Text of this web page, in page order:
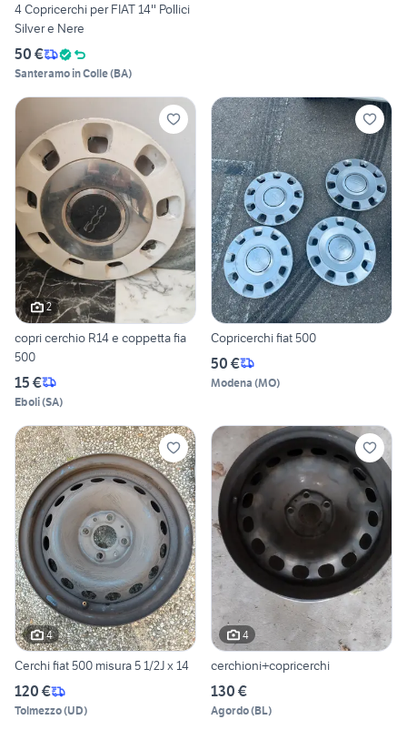
4 Copricerchi per FIAT 14'' Pollici
Silver e Nere
50 €
Santeramo in Colle(BA)
2
copri cerchio R14 e coppetta fia
500
15 €
Eboli(SA)
Copricerchi fiat 500
50 €
Modena (MO)
4
Cerchi fiat 500 misura 5 1/2J x 14
120 €
Tolmezzo(UD)
4
cerchioni+copricerchi
130 €
Agordo(BL)